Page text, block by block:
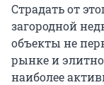
Страдать от
загородной
объекты не
рынке и
наиболее